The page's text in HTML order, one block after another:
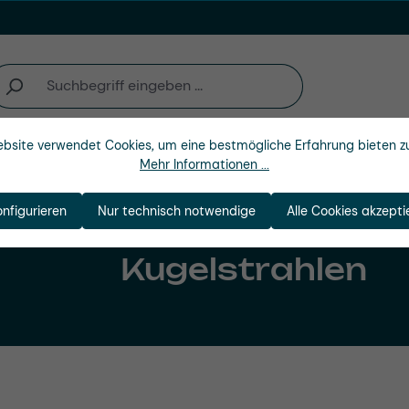
Unternehmen
Kugelstrahlen
verwendet Cookies, um eine bestmögliche Erfahrung bieten
Mehr Informationen ...
Nur technisch notwendige Alle Cookies